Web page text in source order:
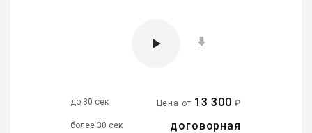
до 30 сек Цена от 13 300 ₽
более 30 сек договорная